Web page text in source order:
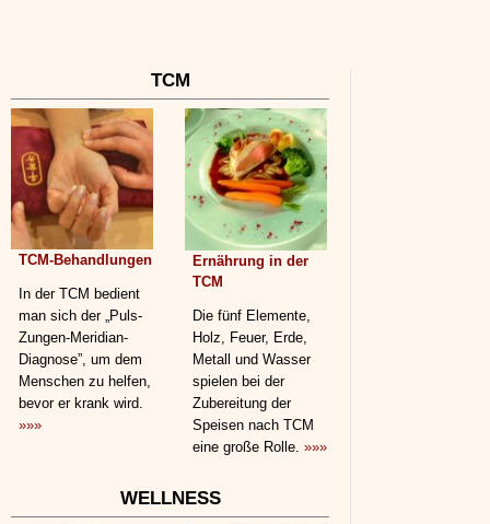
TCM
TCM-Behandlungen
In der TCM bedient
man sich der „Puls-
Zungen-Meridian-
Diagnose”, um dem
Menschen zu helfen,
bevor er krank wird.
»»»
Ernährung in der
TCM
Die fünf Elemente,
Holz, Feuer, Erde,
Metall und Wasser
spielen bei der
Zubereitung der
Speisen nach TCM
eine große Rolle. »»»
WELLNESS